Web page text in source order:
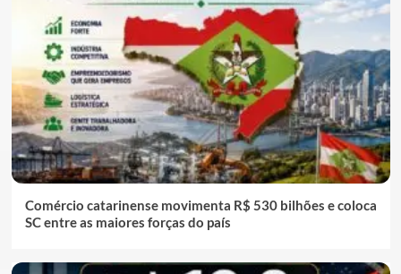
Comércio catarinense movimenta R$ 530 bilhões e coloca
SC entre as maiores forças do país